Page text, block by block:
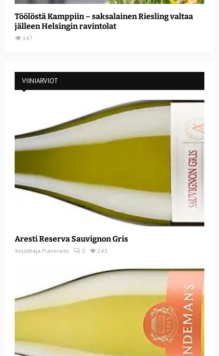
Töölöstä Kamppiin – saksalainen Riesling valtaa
jälleen Helsingin ravintolat
147
VIINIARVIOT
Aresti Reserva Sauvignon Gris
Kirjoittaja Flavorado 0 243